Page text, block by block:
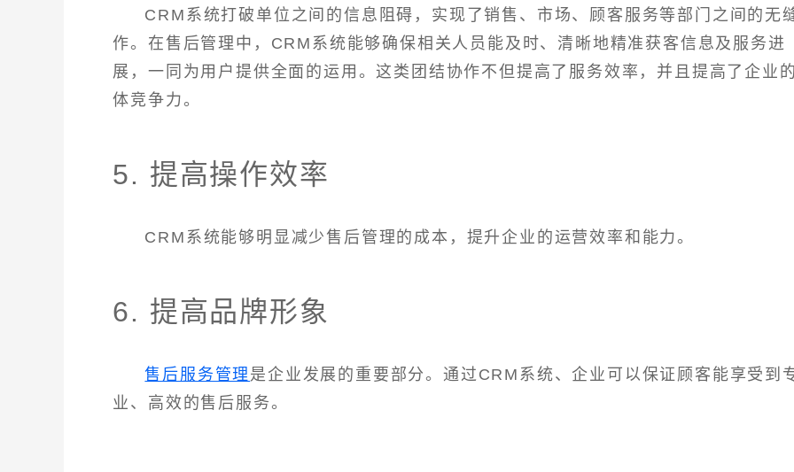
CRM系统打破单位之间的信息阻碍，实现了销售、市场、顾客服务等部门之间的无
作。在售后管理中，CRM系统能够确保相关人员能及时、清晰地精准获客信息及服务进
展，一同为用户提供全面的运用。这类团结协作不但提高了服务效率，并且提高了企业
体竞争力。
5. 提高操作效率
CRM系统能够明显减少售后管理的成本，提升企业的运营效率和能力。
6. 提高品牌形象
售后服务管理 是企业发展的重要部分。通过CRM系统、企业可以保证顾客能享受到
业、高效的售后服务。